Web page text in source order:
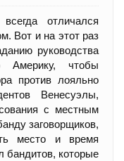
отличался
Вот и на этот раз
руководства
чтобы
против лояльно
Венесуэлы,
с местным
заговорщиков,
место и время
бандитов, которые